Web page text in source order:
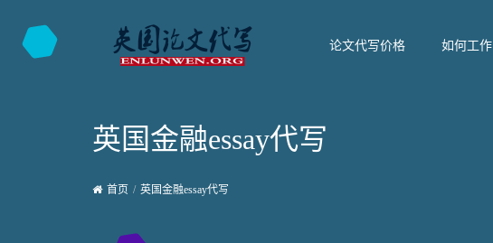
论文代写价格 如何工作
英国金融essay代写
首页 英国金融essay代写